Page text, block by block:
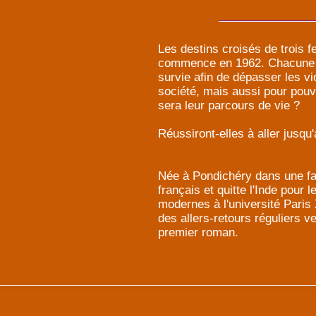
Les destins croisés de trois
commence en 1962.
survie afin de dépasser les
société, mais aussi pour
sera leur parcours de vie ?
Réussiront-elles à aller
Née à Pondichéry dans une
français et quitte l'Inde pour
modernes à l'université
des allers-retours réguliers
premier roman.